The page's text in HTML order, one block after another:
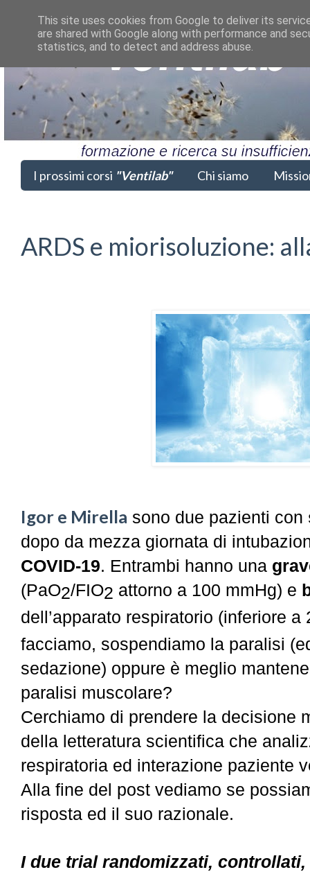
I prossimi corsi "Ventilab" Chi siamo
ARDS e miorisoluzione:
Igor e Mirella sono due pazienti con
dopo da mezza giornata di
COVID-19. Entrambi hanno una
(PaO2/FIO2 attorno a 100 mmHg) e
dell’apparato respiratorio (inferiore a
facciamo, sospendiamo la paralisi
sedazione) oppure è meglio
paralisi muscolare?
Cerchiamo di prendere la decisione
della letteratura scientifica che
respiratoria ed interazione paziente
Alla fine del post vediamo se
risposta ed il suo razionale.
I due trial randomizzati,
This site uses cookies from Google to deliver its
are shared with Google along with performance and
statistics, and to detect and address abuse.